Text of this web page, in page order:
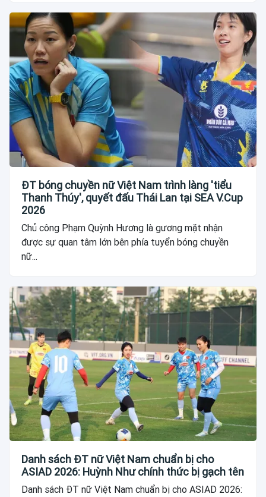
ĐT bóng chuyền nữ Việt Nam trình làng 'tiểu
Thanh Thúy', quyết đấu Thái Lan tại SEA V.Cup
2026
Chủ công Phạm Quỳnh Hương là gương mặt nhận
được sự quan tâm lớn bên phía tuyển bóng chuyền
nữ...
Danh sách ĐT nữ Việt Nam chuẩn bị cho
ASIAD 2026: Huỳnh Như chính thức bị gạch tên
Danh sách ĐT nữ Việt Nam chuẩn bị cho ASIAD 2026: